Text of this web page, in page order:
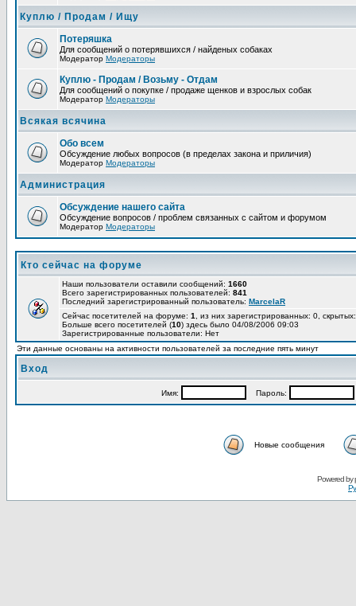
Куплю / Продам / Ищу
Потеряшка
Для сообщений о потерявшихся / найденых собаках
Модератор Модераторы
Куплю - Продам / Возьму - Отдам
Для сообщений о покупке / продаже щенков и взрослых собак
Модератор Модераторы
Всякая всячина
Обо всем
Обсуждение любых вопросов (в пределах закона и приличия)
Модератор Модераторы
Администрация
Обсуждение нашего сайта
Обсуждение вопросов / проблем связанных с сайтом и форумом
Модератор Модераторы
Кто сейчас на форуме
Наши пользователи оставили сообщений: 1660
Всего зарегистрированных пользователей: 841
Последний зарегистрированный пользователь: MarcelaR
Сейчас посетителей на форуме: 1
, из них зарегистрированных: 0,
Больше всего посетителей (10) здесь было 04/08/2006 09:03
Зарегистрированные пользователи: Нет
Эти данные основаны на активности пользователей за последние пять минут
Вход
Имя: Пароль:
Новые сообщения
Powered by